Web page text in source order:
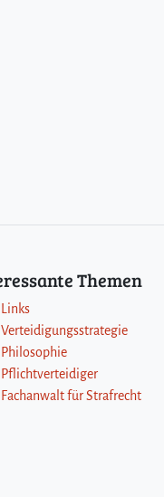
Themen
Links
Verteidigungsstrategie
Philosophie
Pflichtverteidiger
Fachanwalt für Strafrecht